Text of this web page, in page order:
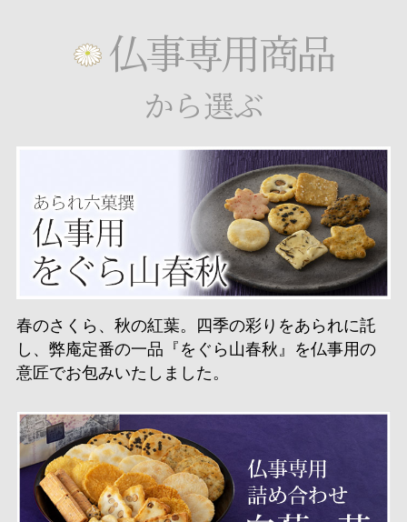
仏事専用商品
から選ぶ
春のさくら、秋の紅葉。四季の彩りをあられに託
し、弊庵定番の一品『をぐら山春秋』を仏事用の
意匠でお包みいたしました。